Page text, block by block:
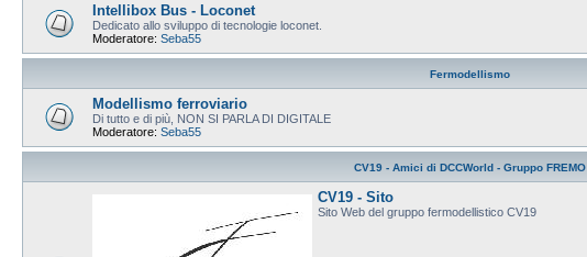
Intellibox Bus - Loconet
Dedicato allo sviluppo di tecnologie loconet.
Moderatore: Seba55
Fermodellismo
Modellismo ferroviario
Di tutto e di più, NON SI PARLA DI DIGITALE
Moderatore: Seba55
CV19 - Amici di DCCWorld - Gruppo FREMO
CV19 - Sito
Sito Web del gruppo fermodellistico CV19